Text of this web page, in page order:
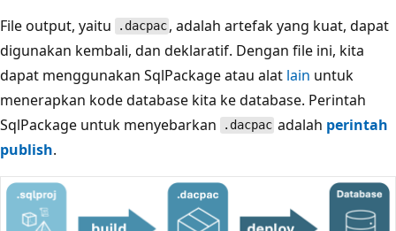
File output, yaitu .dacpac , adalah artefak yang kuat, dapat
digunakan kembali, dan deklaratif. Dengan file ini, kita
dapat menggunakan SqlPackage atau alat lain untuk
menerapkan kode database kita ke database. Perintah
SqlPackage untuk menyebarkan
.dacpac adalah perintah
publish.